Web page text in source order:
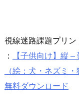
視線迷路課題プリ
：
【子供向け】縦
（絵：犬・ネズミ
無料ダウンロード